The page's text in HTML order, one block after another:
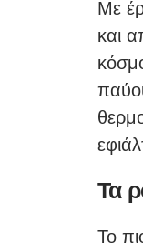
Με
και
Τα
Το